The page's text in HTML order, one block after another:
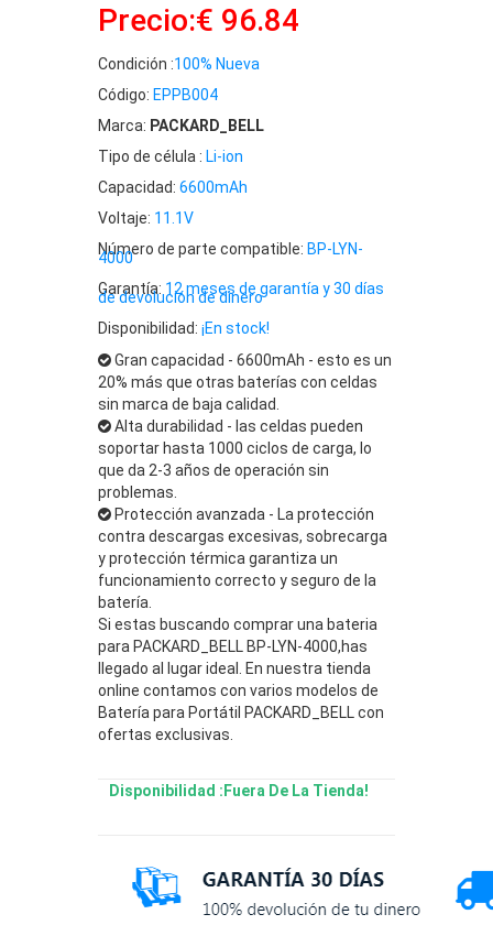
Precio:€ 96.84
Condición :100% Nueva
Código: EPPB004
Marca: PACKARD_BELL
Tipo de célula : Li-ion
Capacidad: 6600mAh
Voltaje: 11.1V
Número de parte compatible: BP-LYN-
4000
Garantía: 12 meses de garantía y 30 días
de devolución de dinero
Disponibilidad: ¡En stock!
Gran capacidad - 6600mAh - esto es un
20% más que otras baterías con celdas
sin marca de baja calidad.
Alta durabilidad - las celdas pueden
soportar hasta 1000 ciclos de carga, lo
que da 2-3 años de operación sin
problemas.
Protección avanzada - La protección
contra descargas excesivas, sobrecarga
y protección térmica garantiza un
funcionamiento correcto y seguro de la
batería.
Si estas buscando comprar una bateria
para PACKARD_BELL BP-LYN-4000,has
llegado al lugar ideal. En nuestra tienda
online contamos con varios modelos de
Batería para Portátil PACKARD_BELL con
ofertas exclusivas.
Disponibilidad :Fuera De La Tienda!